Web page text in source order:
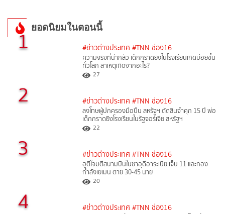
ยอดนิยมในตอนนี้
1 #ข่าวต่างประเทศ #TNN ช่อง16
ความจริงที่น่ากลัว เด็กกราดยิงในโรงเรียนเกิดบ่อยขึ้น
ทั่วโลก สาเหตุเกิดจากอะไร?
27
2 #ข่าวต่างประเทศ #TNN ช่อง16
ลงโทษผู้ปกครองมือปืน สหรัฐฯ ตัดสินจำคุก 15 ปี พ่อ
เด็กกราดยิงโรงเรียนในรัฐจอร์เจีย สหรัฐฯ
22
3 #ข่าวต่างประเทศ #TNN ช่อง16
ฮูตีโจมตีสนามบินในซาอุดีอาระเบีย เจ็บ 11 และกอง
กำลังเยเมน ตาย 30-45 นาย
20
4 #ข่าวต่างประเทศ #TNN ช่อง16